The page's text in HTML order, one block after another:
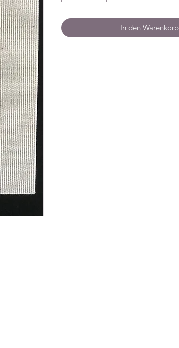
In den Warenkorb